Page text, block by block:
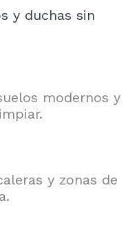
y duchas sin
modernos y
y zonas de